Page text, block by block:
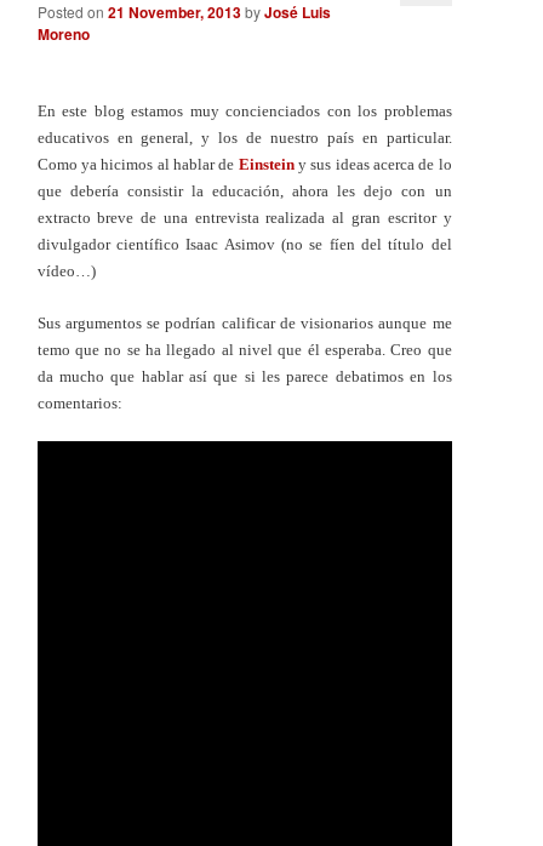
Posted on 21 November, 2013byJosé Luis
Moreno
En este blog estamos muy concienciados con los problemas
educativos en general, y los de nuestro país en particular.
Como ya hicimos al hablar de Einstein y sus ideas acerca de lo
que debería consistir la educación, ahora les dejo con un
extracto breve de una entrevista realizada al gran escritor y
divulgador científico Isaac Asimov (no se fíen del título del
vídeo…)
Sus argumentos se podrían calificar de visionarios aunque me
temo que no se ha llegado al nivel que él esperaba. Creo que
da mucho que hablar así que si les parece debatimos en los
comentarios: